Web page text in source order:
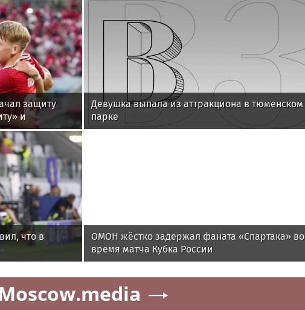
защиту
и
новички
Девушка выпала из аттракциона в тюменском
парке
что в
ОМОН жёстко задержал фаната «Спартака» во
время матча Кубка России
Moscow.media